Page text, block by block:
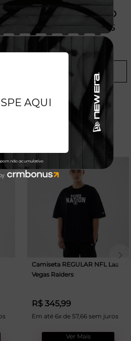
DÍSPONÍVEL NO
A DISPONIBILIDADE NAS
LOJAS
LISTA DE DESEJOS
VOCÊ GOSTE
Camiseta REGULAR NFL Las
Vegas Raiders
R$ 345,99
Em até 6x de 57,66 sem juros
Ver Mais